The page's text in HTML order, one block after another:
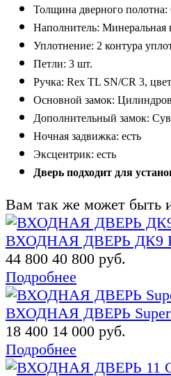
Толщина дверного полотна:
Наполнитель: Минеральная
Уплотнение: 2 контура
Петли: 3 шт.
Ручка: Rex TL SN/CR 3,
Основной замок:
Дополнительный замок:
Ночная задвижка: есть
Эксцентрик: есть
Дверь подходит для
Вам так же может быть
ВХОДНАЯ ДВЕРЬ ДК9
44 800 40 800 руб.
Подробнее
ВХОДНАЯ ДВЕРЬ
18 400 14 000 руб.
Подробнее